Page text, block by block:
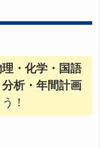
・化学・国語
析・年間計画
！